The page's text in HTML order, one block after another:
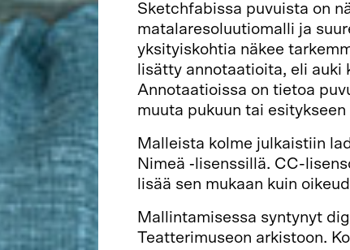
Sketchfabissa puvuista on
matalaresoluutiomalli ja
yksityiskohtia näkee
lisätty annotaatioita, eli
Annotaatioissa on tietoa
muuta pukuun tai
Malleista kolme julkaistiin
Nimeä ‑lisenssillä. CC-
lisää sen mukaan kuin
Mallintamisessa syntynyt
Teatterimuseon arkistoon.